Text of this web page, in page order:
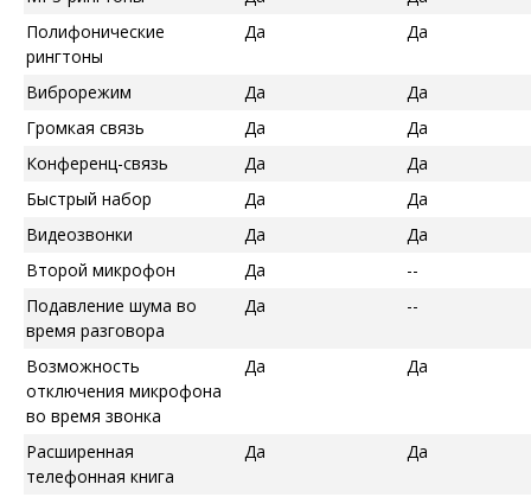
Полифонические
рингтоны
Да Да
Виброрежим Да
Да
Громкая связь
Да
Да
Конференц-связь
Да
Да
Быстрый набор
Да
Да
Видеозвонки
Да
Да
Второй микрофон
Да
--
Подавление шума во
время разговора
Да --
Возможность
отключения микрофона
во время звонка
Да Да
Расширенная
телефонная книга
Да Да